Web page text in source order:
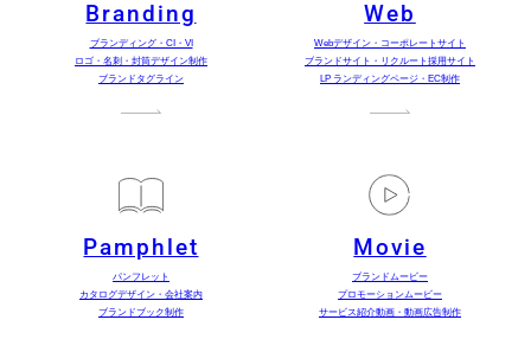
Branding
ブランディング・CI・VI
ロゴ・名刺・封筒デザイン制作
ブランドタグライン
Web
Webデザイン・コーポレートサイト
ブランドサイト・リクルート採用サイト
LP ランディングページ・EC制作
Pamphlet
パンフレット
カタログデザイン・会社案内
ブランドブック制作
Movie
ブランドムービー
プロモーションムービー
サービス紹介動画・動画広告制作